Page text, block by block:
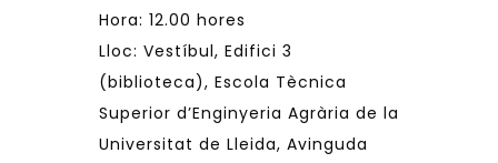
Hora: 12.00 hores
Lloc: Vestíbul, Edifici 3
(biblioteca), Escola Tècnica
Superior d’Enginyeria Agrària de la
Universitat de Lleida, Avinguda